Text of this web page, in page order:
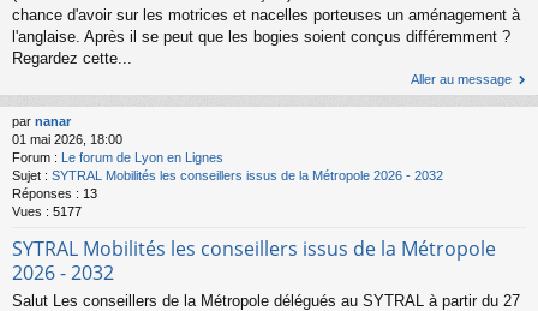
chance d'avoir sur les motrices et nacelles porteuses un aménagement à
l'anglaise. Après il se peut que les bogies soient conçus différemment ?
Regardez cette...
Aller au message
par nanar
01 mai 2026, 18:00
Forum : Le forum de Lyon en Lignes
Sujet : SYTRAL Mobilités les conseillers issus de la Métropole 2026 - 2032
Réponses : 13
Vues : 5177
SYTRAL Mobilités les conseillers issus de la Métropole
2026 - 2032
Salut Les conseillers de la Métropole délégués au SYTRAL à partir du 27